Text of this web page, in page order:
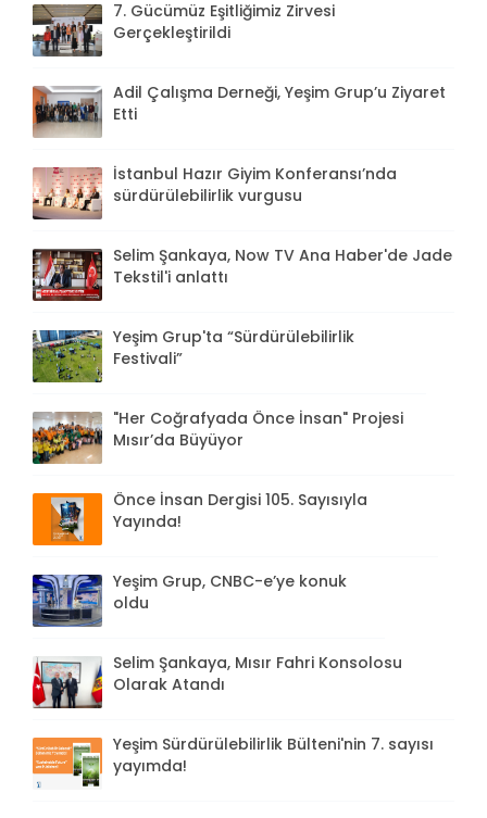
7. Gücümüz Eşitliğimiz Zirvesi
Gerçekleştirildi
Adil Çalışma Derneği, Yeşim Grup’u Ziyaret
Etti
İstanbul Hazır Giyim Konferansı’nda
sürdürülebilirlik vurgusu
Selim Şankaya, Now TV Ana Haber'de Jade
Tekstil'i anlattı
Yeşim Grup'ta “Sürdürülebilirlik
Festivali”
"Her Coğrafyada Önce İnsan" Projesi
Mısır’da Büyüyor
Önce İnsan Dergisi 105. Sayısıyla
Yayında!
Yeşim Grup, CNBC-e’ye konuk
oldu
Selim Şankaya, Mısır Fahri Konsolosu
Olarak Atandı
Yeşim Sürdürülebilirlik Bülteni'nin 7. sayısı
yayımda!